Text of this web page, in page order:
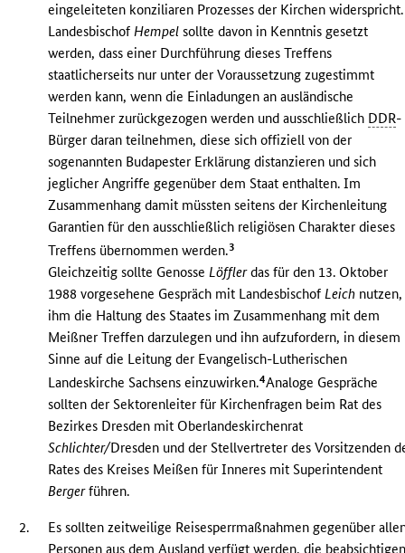
eingeleiteten konziliaren Prozesses der Kirchen widerspricht.
LandesbischofHempel sollte davon in Kenntnis gesetzt
werden, dass einer Durchführung dieses Treffens
staatlicherseits nur unter der Voraussetzung zugestimmt
werden kann, wenn die Einladungen an ausländische
Teilnehmer zurückgezogen werden und ausschließlich DDR-
Bürger daran teilnehmen, diese sich offiziell von der
sogenannten Budapester Erklärung distanzieren und sich
jeglicher Angriffe gegenüber dem Staat enthalten. Im
Zusammenhang damit müssten seitens der Kirchenleitung
Garantien für den ausschließlich religiösen Charakter dieses
Treffens übernommen werden.3
Gleichzeitig sollte GenosseLöfflerdas für den 13. Oktober
1988 vorgesehene Gespräch mit LandesbischofLeich nutzen,
ihm die Haltung des Staates im Zusammenhang mit dem
Meißner Treffen darzulegen und ihn aufzufordern, in diesem
Sinne auf die Leitung der Evangelisch-Lutherischen
Landeskirche Sachsens einzuwirken.4Analoge Gespräche
sollten der Sektorenleiter für Kirchenfragen beim Rat des
Bezirkes Dresden mit Oberlandeskirchenrat
Schlichter/Dresden und der Stellvertreter des Vorsitzenden
Rates des Kreises Meißen für Inneres mit Superintendent
Bergerführen.
2.
Es sollten zeitweilige Reisesperrmaßnahmen gegenüber
Personen aus dem Ausland verfügt werden, die